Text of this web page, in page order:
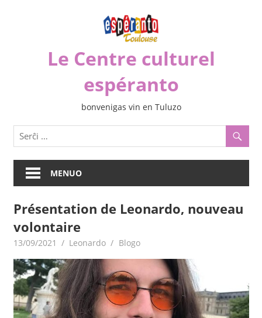
Le Centre culturel
espéranto
bonvenigas vin en Tuluzo
MENUO
Présentation de Leonardo, nouveau
volontaire
13/09/2021 Leonardo Blogo